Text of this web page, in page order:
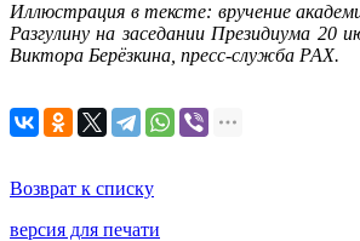
Иллюстрация в тексте: вручение
Разгулину на заседании Президиума 20
Виктора Берёзкина, пресс-служба РАХ.
Возврат к списку
версия для печати